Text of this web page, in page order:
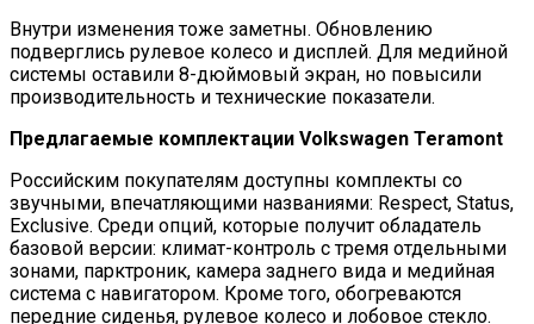
Внутри изменения тоже заметны. Обновлению
подверглись рулевое колесо и дисплей. Для медийной
системы оставили 8-дюймовый экран, но повысили
производительность и технические показатели.
Предлагаемые комплектации Volkswagen Teramont
Российским покупателям доступны комплекты со
звучными, впечатляющими названиями: Respect, Status,
Exclusive. Среди опций, которые получит обладатель
базовой версии: климат-контроль с тремя отдельными
зонами, парктроник, камера заднего вида и медийная
система с навигатором. Кроме того, обогреваются
передние сиденья, рулевое колесо и лобовое стекло.